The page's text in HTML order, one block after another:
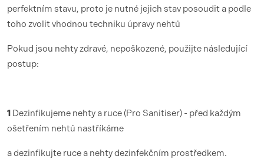
perfektním stavu, proto je nutné jejich stav posoudit a podle
toho zvolit vhodnou techniku úpravy nehtů
Pokud jsou nehty zdravé, nepoškozené, použijte následující
postup:
1 Dezinfikujeme nehty a ruce (Pro Sanitiser) - před každým
ošetřením nehtů nastříkáme
a dezinfikujte ruce a nehty dezinfekčním prostředkem.